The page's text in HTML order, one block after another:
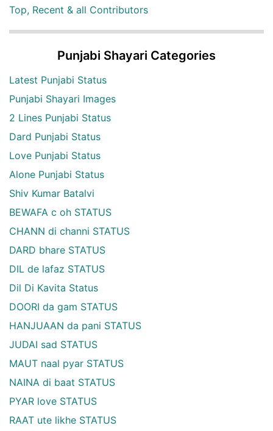
Top, Recent & all Contributors
Punjabi Shayari Categories
Latest Punjabi Status
Punjabi Shayari Images
2 Lines Punjabi Status
Dard Punjabi Status
Love Punjabi Status
Alone Punjabi Status
Shiv Kumar Batalvi
BEWAFA c oh STATUS
CHANN di channi STATUS
DARD bhare STATUS
DIL de lafaz STATUS
Dil Di Kavita Status
DOORI da gam STATUS
HANJUAAN da pani STATUS
JUDAI sad STATUS
MAUT naal pyar STATUS
NAINA di baat STATUS
PYAR love STATUS
RAAT ute likhe STATUS